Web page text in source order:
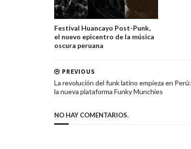
Festival Huancayo Post-Punk,
el nuevo epicentro de la música
oscura peruana
PREVIOUS
La revolución del funk latino empieza en
la nueva plataforma Funky Munchies
NO HAY COMENTARIOS.